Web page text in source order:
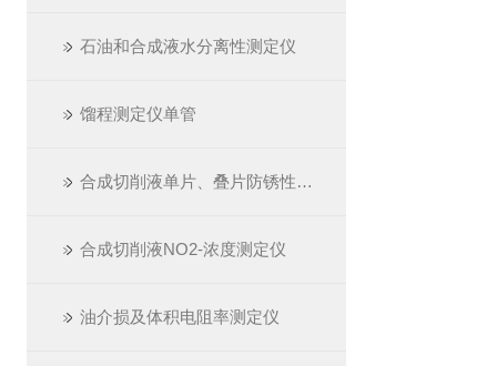
石油和合成液水分离性测定仪
馏程测定仪单管
合成切削液单片、叠片防锈性测定仪
合成切削液NO2-浓度测定仪
油介损及体积电阻率测定仪